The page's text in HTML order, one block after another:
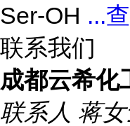
Ser-OH ...
联系我们
成都云希化
联系人 蒋